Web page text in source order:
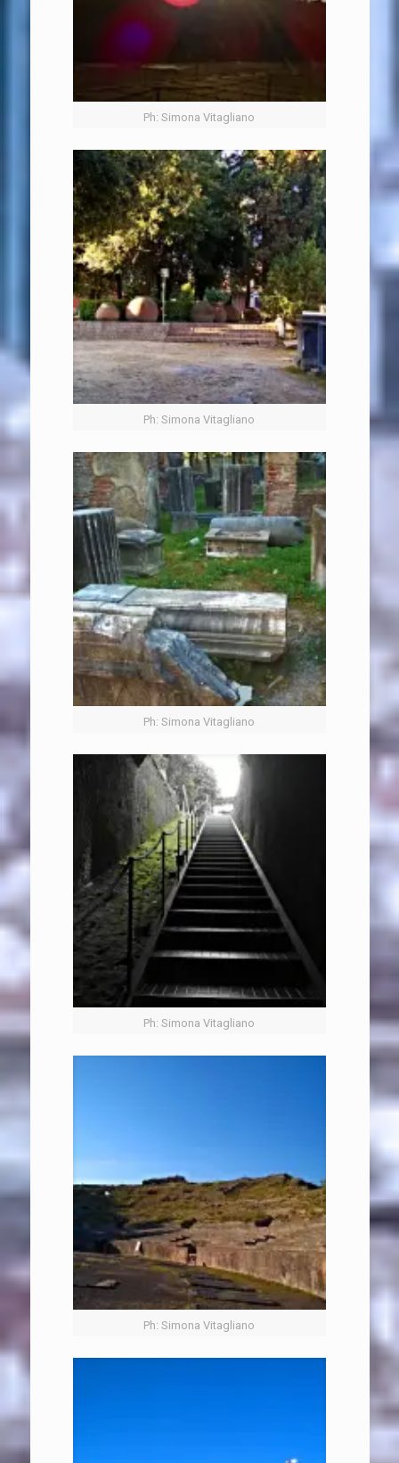
Ph: Simona Vitagliano
Ph: Simona Vitagliano
Ph: Simona Vitagliano
Ph: Simona Vitagliano
Ph: Simona Vitagliano